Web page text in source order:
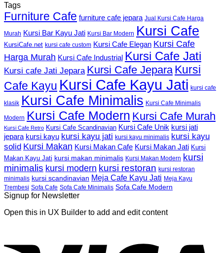
Tags
Furniture Cafe furniture cafe jepara Jual Kursi Cafe Harga
Murah Kursi Bar Kayu Jati Kursi Bar Modern Kursi Cafe
KursiCafe.net kursi cafe custom Kursi Cafe Elegan Kursi Cafe
Harga Murah Kursi Cafe Industrial Kursi Cafe Jati
Kursi cafe Jati Jepara Kursi Cafe Jepara Kursi
Cafe Kayu Kursi Cafe Kayu Jati kursi cafe
klasik Kursi Cafe Minimalis Kursi Cafe Minimalis
Modern Kursi Cafe Modern Kursi Cafe Murah
Kursi Cafe Retro Kursi Cafe Scandinavian Kursi Cafe Unik kursi jati
jepara kursi kayu kursi kayu jati kursi kayu minimalis kursi kayu
solid Kursi Makan Kursi Makan Cafe Kursi Makan Jati Kursi
Makan Kayu Jati kursi makan minimalis Kursi Makan Modern kursi
minimalis kursi modern kursi restoran kursi restoran
minimalis kursi scandinavian Meja Cafe Kayu Jati Meja Kayu
Trembesi Sofa Cafe Sofa Cafe Minimalis Sofa Cafe Modern
Signup for Newsletter
Open this in UX Builder to add and edit content